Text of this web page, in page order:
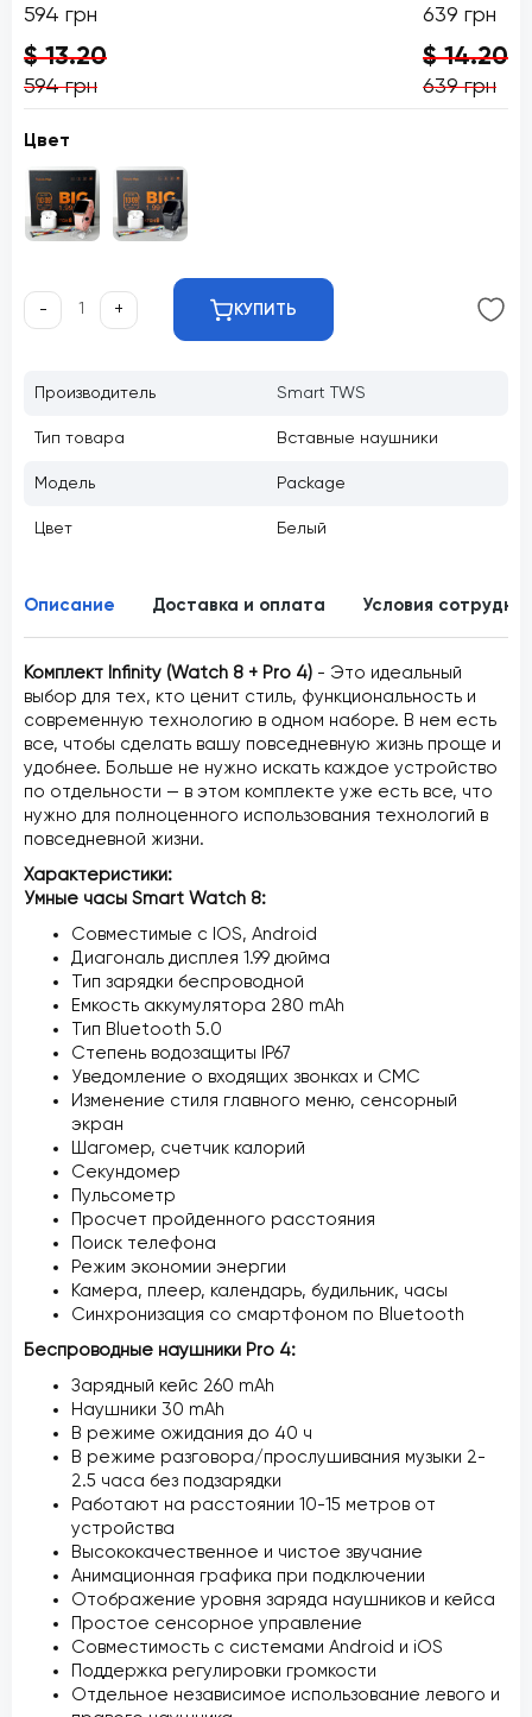
594 грн
$ 13.20
594 грн
639 грн
$ 14.20
639 грн
Цвет
- + КУПИТЬ
Производитель Smart TWS
Тип товара Вставные наушники
Модель Package
Цвет Белый
Описание Доставка и оплата Условия
Комплект Infinity (Watch 8 + Pro 4) - Это идеальный
выбор для тех, кто ценит стиль, функциональность и
современную технологию в одном наборе. В нем есть
все, чтобы сделать вашу повседневную жизнь проще и
удобнее. Больше не нужно искать каждое устройство
по отдельности — в этом комплекте уже есть все, что
нужно для полноценного использования технологий в
повседневной жизни.
Характеристики:
Умные часы Smart Watch 8:
Совместимые с IOS, Android
Диагональ дисплея 1.99 дюйма
Тип зарядки беспроводной
Емкость аккумулятора 280 mAh
Тип Bluetooth 5.0
Степень водозащиты IP67
Уведомление о входящих звонках и СМС
Изменение стиля главного меню, сенсорный
экран
Шагомер, счетчик калорий
Секундомер
Пульсометр
Просчет пройденного расстояния
Поиск телефона
Режим экономии энергии
Камера, плеер, календарь, будильник, часы
Синхронизация со смартфоном по Bluetooth
Беспроводные наушники Pro 4:
Зарядный кейс 260 mAh
Наушники 30 mAh
В режиме ожидания до 40 ч
В режиме разговора/прослушивания музыки 2-
2.5 часа без подзарядки
Работают на расстоянии 10-15 метров от
устройства
Высококачественное и чистое звучание
Анимационная графика при подключении
Отображение уровня заряда наушников и кейса
Простое сенсорное управление
Совместимость с системами Android и iOS
Поддержка регулировки громкости
Отдельное независимое использование левого и